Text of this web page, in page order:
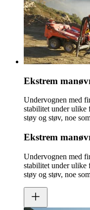
Ekstrem
Undervognen med
stabilitet under ulike
støy og støv, noe
Ekstrem
Undervognen med
stabilitet under ulike
støy og støv, noe